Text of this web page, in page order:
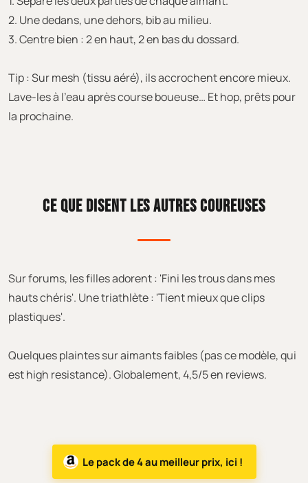
2. Une dedans, une dehors, bib au milieu.
3. Centre bien : 2 en haut, 2 en bas du dossard.
Tip : Sur mesh (tissu aéré), ils accrochent encore mieux.
Lave-les à l'eau après course boueuse… Et hop, prêts pour
la prochaine.
CE QUE DISENT LES AUTRES COUREUSES
Sur forums, les filles adorent : 'Fini les trous dans mes
hauts chéris'. Une triathlète : 'Tient mieux que clips
plastiques'.
Quelques plaintes sur aimants faibles (pas ce modèle, qui
est high resistance). Globalement, 4,5/5 en reviews.
Le pack de 4 au meilleur prix, ici !